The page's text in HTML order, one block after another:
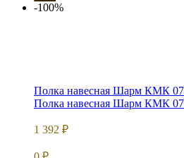
-100%
Полка навесная Шарм КМК
Полка навесная Шарм КМК
1 392 ₽
₽